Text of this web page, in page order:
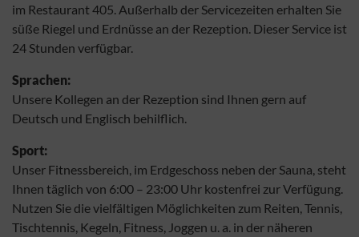
im Restaurant 405. Außerhalb der Servicezeiten erhalten Sie
süße Riegel und Erdnüsse an der Rezeption. Dieser Service ist
24 Stunden verfügbar.
Sprachen:
Unsere Kollegen an der Rezeption sind Ihnen gern auf
Deutsch und Englisch behilflich.
Sport:
Unser Fitnessbereich, im Erdgeschoss neben der Sauna, steht
Ihnen täglich von 6:00 – 23:00 Uhr kostenfrei zur Verfügung.
Nutzen Sie die vielfältigen Möglichkeiten zum Reiten, Tennis,
Tischtennis, Kegeln, Fitness, Joggen u. a. in der näheren